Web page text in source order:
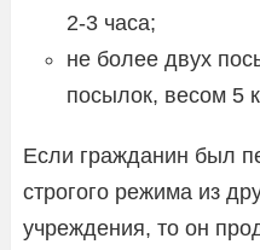
2-3 часа;
не более двух
посылок, весом 5
Если гражданин был
строгого режима из
учреждения, то он